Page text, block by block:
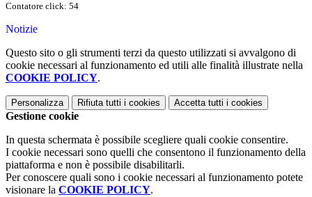
Contatore click: 54
Notizie
Questo sito o gli strumenti terzi da questo utilizzati si avvalgono di
cookie necessari al funzionamento ed utili alle finalità illustrate nella
COOKIE POLICY.
Personalizza Rifiuta tutti i cookies Accetta tutti i cookies
Gestione cookie
In questa schermata è possibile scegliere quali cookie consentire.
I cookie necessari sono quelli che consentono il funzionamento della
piattaforma e non è possibile disabilitarli.
Per conoscere quali sono i cookie necessari al funzionamento potete
visionare la COOKIE POLICY.